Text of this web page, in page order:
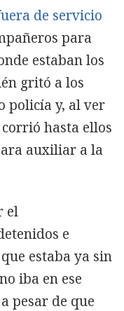
de servicio
para
estaban los
gritó a los
policía y, al ver
hasta ellos
auxiliar a la
el
e
estaba ya sin
iba en ese
pesar de que